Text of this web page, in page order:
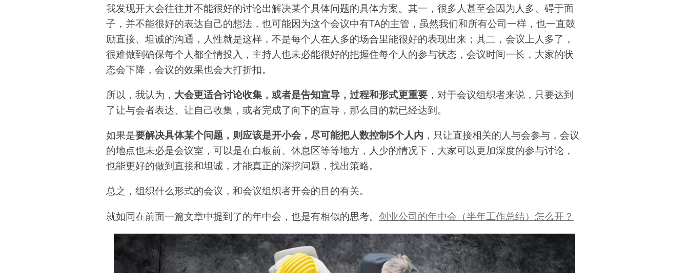
我发现开大会往往并不能很好的讨论出解决某个具体问题的具体方案。其一，很多人甚至会因为人多、碍于面
子，并不能很好的表达自己的想法，也可能因为这个会议中有TA的主管，虽然我们和所有公司一样，也一直鼓
励直接、坦诚的沟通，人性就是这样，不是每个人在人多的场合里能很好的表现出来；其二，会议上人多了，
很难做到确保每个人都全情投入，主持人也未必能很好的把握住每个人的参与状态，会议时间一长，大家的状
态会下降，会议的效果也会大打折扣。
所以，我认为， 大会更适合讨论收集，或者是告知宣导，过程和形式更重要 ，对于会议组织者来说，只要达到
了让与会者表达、让自己收集，或者完成了向下的宣导，那么目的就已经达到。
如果是要解决具体某个问题，则应该是开小会，尽可能把人数控制5个人内 ，只让直接相关的人与会参与，会议
的地点也未必是会议室，可以是在白板前、休息区等等地方，人少的情况下，大家可以更加深度的参与讨论，
也能更好的做到直接和坦诚，才能真正的深挖问题，找出策略。
总之，组织什么形式的会议，和会议组织者开会的目的有关。
就如同在前面一篇文章中提到了的年中会，也是有相似的思考。 创业公司的年中会（半年工作总结）怎么开？